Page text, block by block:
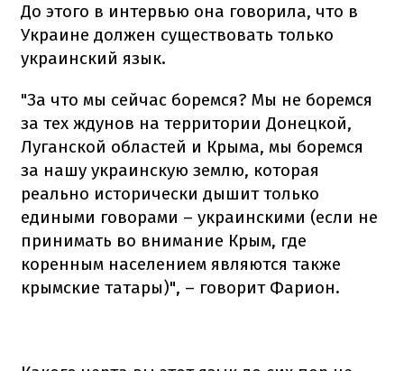
До этого в интервью она говорила, что в
Украине должен существовать только
украинский язык.
"За что мы сейчас боремся? Мы не боремся
за тех ждунов на территории Донецкой,
Луганской областей и Крыма, мы боремся
за нашу украинскую землю, которая
реально исторически дышит только
едиными говорами – украинскими (если не
принимать во внимание Крым, где
коренным населением являются также
крымские татары)", – говорит Фарион.